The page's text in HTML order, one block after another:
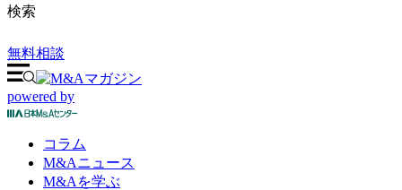
検索
無料相談
powered by
コラム
M&Aニュース
M&Aを学ぶ